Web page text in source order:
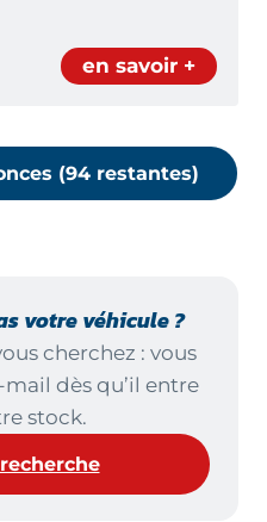
en savoir +
(94restantes)
votre véhicule ?
cherchez : vous
dès qu’il entre
stock.